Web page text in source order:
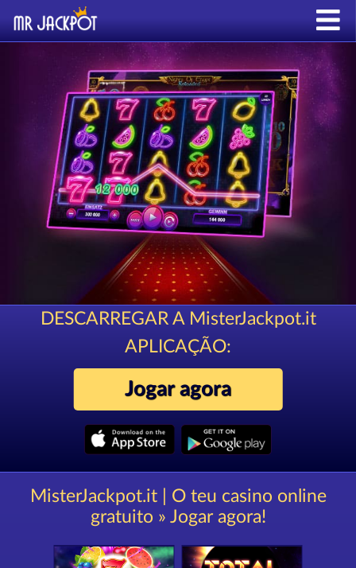
DESCARREGAR A MisterJackpot.it
APLICAÇÃO:
Jogar agora
MisterJackpot.it | O teu casino online
gratuito » Jogar agora!